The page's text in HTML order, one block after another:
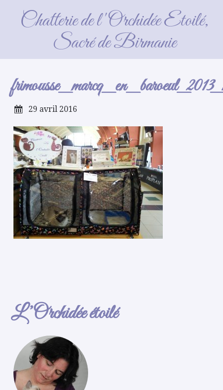
Chatterie de l'Orchidée Etoilé,
Sacré de Birmanie
frimousse_marcq_en_baroeul_2013_1
29 avril 2016
L’Orchidée étoilé